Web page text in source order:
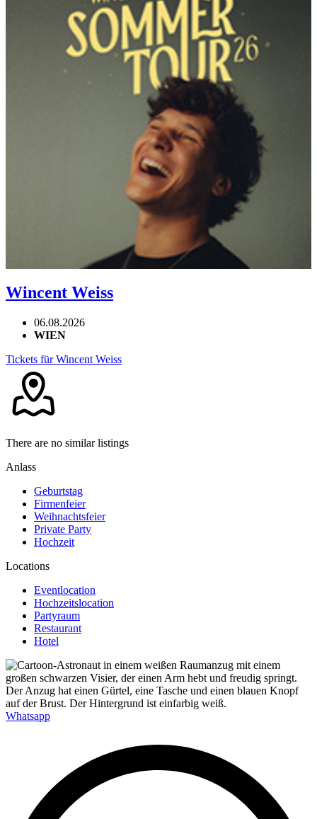
Wincent Weiss
06.08.2026
WIEN
Tickets für Wincent Weiss
There are no similar listings
Anlass
Geburtstag
Firmenfeier
Weihnachtsfeier
Private Party
Hochzeit
Locations
Eventlocation
Hochzeitslocation
Partyraum
Restaurant
Hotel
Whatsapp